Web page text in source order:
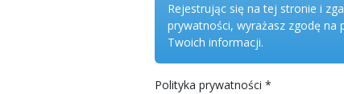
Rejestrując się na tej stronie i
prywatności, wyrażasz zgodę na
Twoich informacji.
Polityka prywatności *